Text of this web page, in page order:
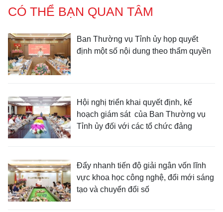
CÓ THỂ BẠN QUAN TÂM
Ban Thường vụ Tỉnh ủy họp quyết
định một số nội dung theo thẩm quyền
Hội nghị triển khai quyết định, kế
hoạch giám sát của Ban Thường vụ
Tỉnh ủy đối với các tổ chức đảng
Đẩy nhanh tiến độ giải ngân vốn lĩnh
vực khoa học công nghệ, đổi mới sáng
tạo và chuyển đổi số